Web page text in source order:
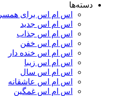
دسته‌ها
اس ام اس برای همسر
اس ام اس جدید
اس ام اس جذاب
اس ام اس خفن
اس ام اس خنده دار
اس ام اس زیبا
اس ام اس سال
اس ام اس عاشقانه
اس ام اس غمگین